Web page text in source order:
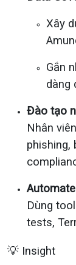
Xây
Gắn
dàng
Đào tạo
Nhân
phishing,
Dùng
tests,
💡 Insight